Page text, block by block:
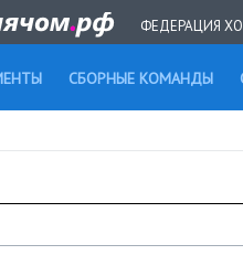
ФЕДЕРАЦИЯ
СБОРНЫЕ КОМАНДЫ